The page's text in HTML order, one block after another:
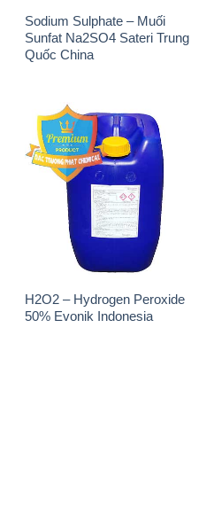
Sodium Sulphate – Muối
Sunfat Na2SO4 Sateri Trung
Quốc China
H2O2 – Hydrogen Peroxide
50% Evonik Indonesia